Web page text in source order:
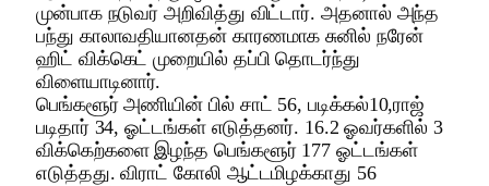
முன்பாக நடுவர் அறிவித்து விட்டார். அதனால் அந்த
பந்து காலாவதியானதன் காரணமாக சுனில் நரேன்
ஹிட் விக்கெட் முறையில் தப்பி தொடர்ந்து
விளையாடினார்.
பெங்களூர் அணியின் பில் சாட் 56, படிக்கல்10,ராஜ்
படிதார் 34, ஓட்டங்கள் எடுத்தனர். 16.2 ஓவர்களில் 3
விக்கெற்களை இழந்த பெங்களூர் 177 ஓட்டங்கள்
எடுத்தது. விராட் கோலி ஆட்டமிழக்காது 56